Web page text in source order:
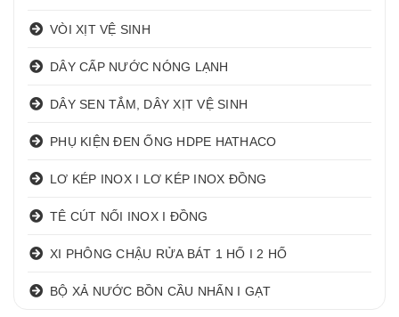
VÒI XỊT VỆ SINH
DÂY CẤP NƯỚC NÓNG LẠNH
DÂY SEN TẮM, DÂY XỊT VỆ SINH
PHỤ KIỆN ĐEN ỐNG HDPE HATHACO
LƠ KÉP INOX I LƠ KÉP INOX ĐỒNG
TÊ CÚT NỐI INOX I ĐỒNG
XI PHÔNG CHẬU RỬA BÁT 1 HỐ I 2 HỐ
BỘ XẢ NƯỚC BỒN CẦU NHẤN I GẠT